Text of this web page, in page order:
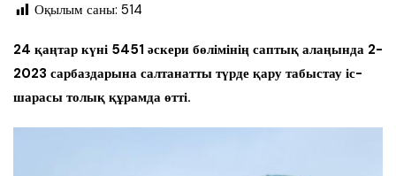
Оқылым саны: 514
24 қаңтар күні 5451 әскери бөлімінің саптық алаңында 2-
2023 сарбаздарына салтанатты түрде қару табыстау іс-
шарасы толық құрамда өтті.